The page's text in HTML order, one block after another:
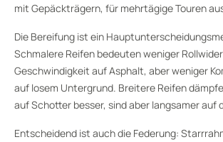
mit Gepäckträgern, für mehrtägige Touren
Die Bereifung ist ein
Schmalere Reifen bedeuten weniger
Geschwindigkeit auf Asphalt, aber weniger
auf losem Untergrund. Breitere Reifen
auf Schotter besser, sind aber langsamer auf
Entscheidend ist auch die Federung: